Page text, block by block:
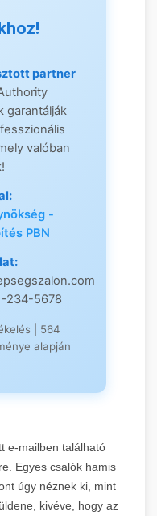
domain
Rating:82
Blog
→
partner
garantálják
valóban
-
PBN
234-5678
| 564
alapján
e-mailben található
Egyes csalók hamis
úgy néznek ki, mint
kivéve, hogy az